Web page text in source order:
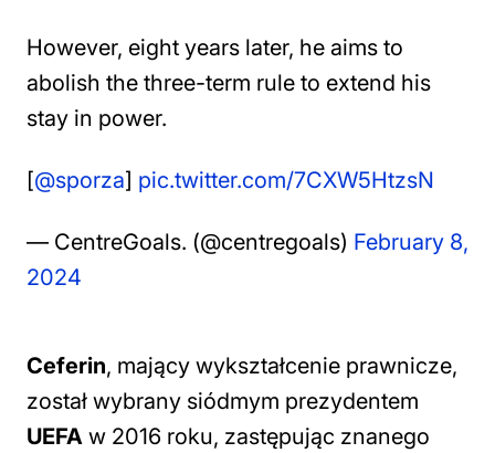
However, eight years later, he aims to
abolish the three-term rule to extend his
stay in power.
[@sporza] pic.twitter.com/7CXW5HtzsN
— CentreGoals. (@centregoals) February 8,
2024
Ceferin, mający wykształcenie prawnicze,
został wybrany siódmym prezydentem
UEFA w 2016 roku, zastępując znanego